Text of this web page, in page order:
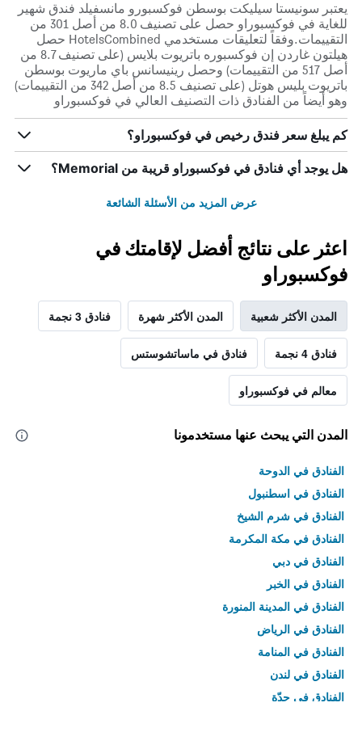
يعتبر سونيستا سيليكت بوسطن فوكسبورو مانسفيلد فندق شهير
للغاية في فوكسبوراو حصل على تصنيف 8.0 من أصل 301 من
التقييمات.وفقاً لتعليقات مستخدمي HotelsCombined حصل
هيلتون غاردن إن فوكسبوره باتريوت بلايس (على تصنيف 8.7 من
أصل 517 من التقييمات) وحصل رينيسانس باي ماريوت بوسطن
باتريوت بليس هوتل (على تصنيف 8.5 من أصل 342 من التقييمات)
وهو أيضاً من الفنادق ذات التصنيف العالي في فوكسبوراو
كم يبلغ سعر فندق رخيص في فوكسبوراو؟
هل يوجد أي فنادق في فوكسبوراو قريبة من Memorial؟
عرض المزيد من الأسئلة الشائعة
اعثر على نتائج أفضل لإقامتك في
فوكسبوراو
المدن الأكثر شعبية المدن الأكثر شهرة فنادق 3 نجمة
فنادق 4 نجمة فنادق في ماساتشوستس
معالم في فوكسبوراو
المدن التي يبحث عنها مستخدمونا
الفنادق في الدوحة
الفنادق في اسطنبول
الفنادق في شرم الشيخ
الفنادق في مكة المكرمة
الفنادق في دبي
الفنادق في الخبر
الفنادق في المدينة المنورة
الفنادق في الرياض
الفنادق في المنامة
الفنادق في لندن
الفنادق في جدّة